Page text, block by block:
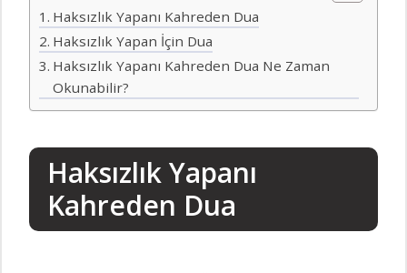
Haksızlık Yapanı Kahreden Dua
Haksızlık Yapan İçin Dua
Haksızlık Yapanı Kahreden Dua Ne Zaman
Okunabilir?
Haksızlık Yapanı
Kahreden Dua